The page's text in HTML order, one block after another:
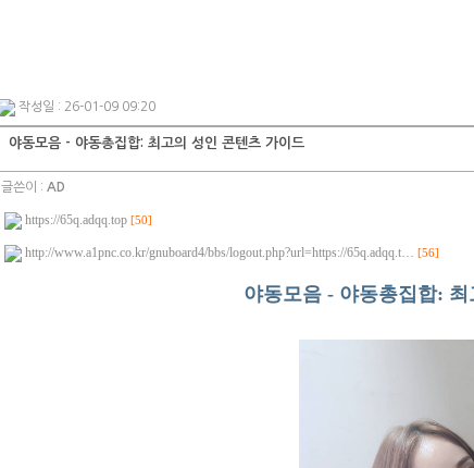
작성일 : 26-01-09 09:20
야동모음 - 야동총집합: 최고의 성인 콘텐츠 가이드
글쓴이 : AD
https://65q.adqq.top [50]
http://www.a1pnc.co.kr/gnuboard4/bbs/logout.php?url=https://65q.adqq.t… [56]
야동모음 - 야동총집합: